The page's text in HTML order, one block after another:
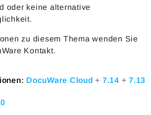
oder keine alternative
zu diesem Thema wenden Sie
Kontakt.
DocuWare Cloud+ 7.14 + 7.13